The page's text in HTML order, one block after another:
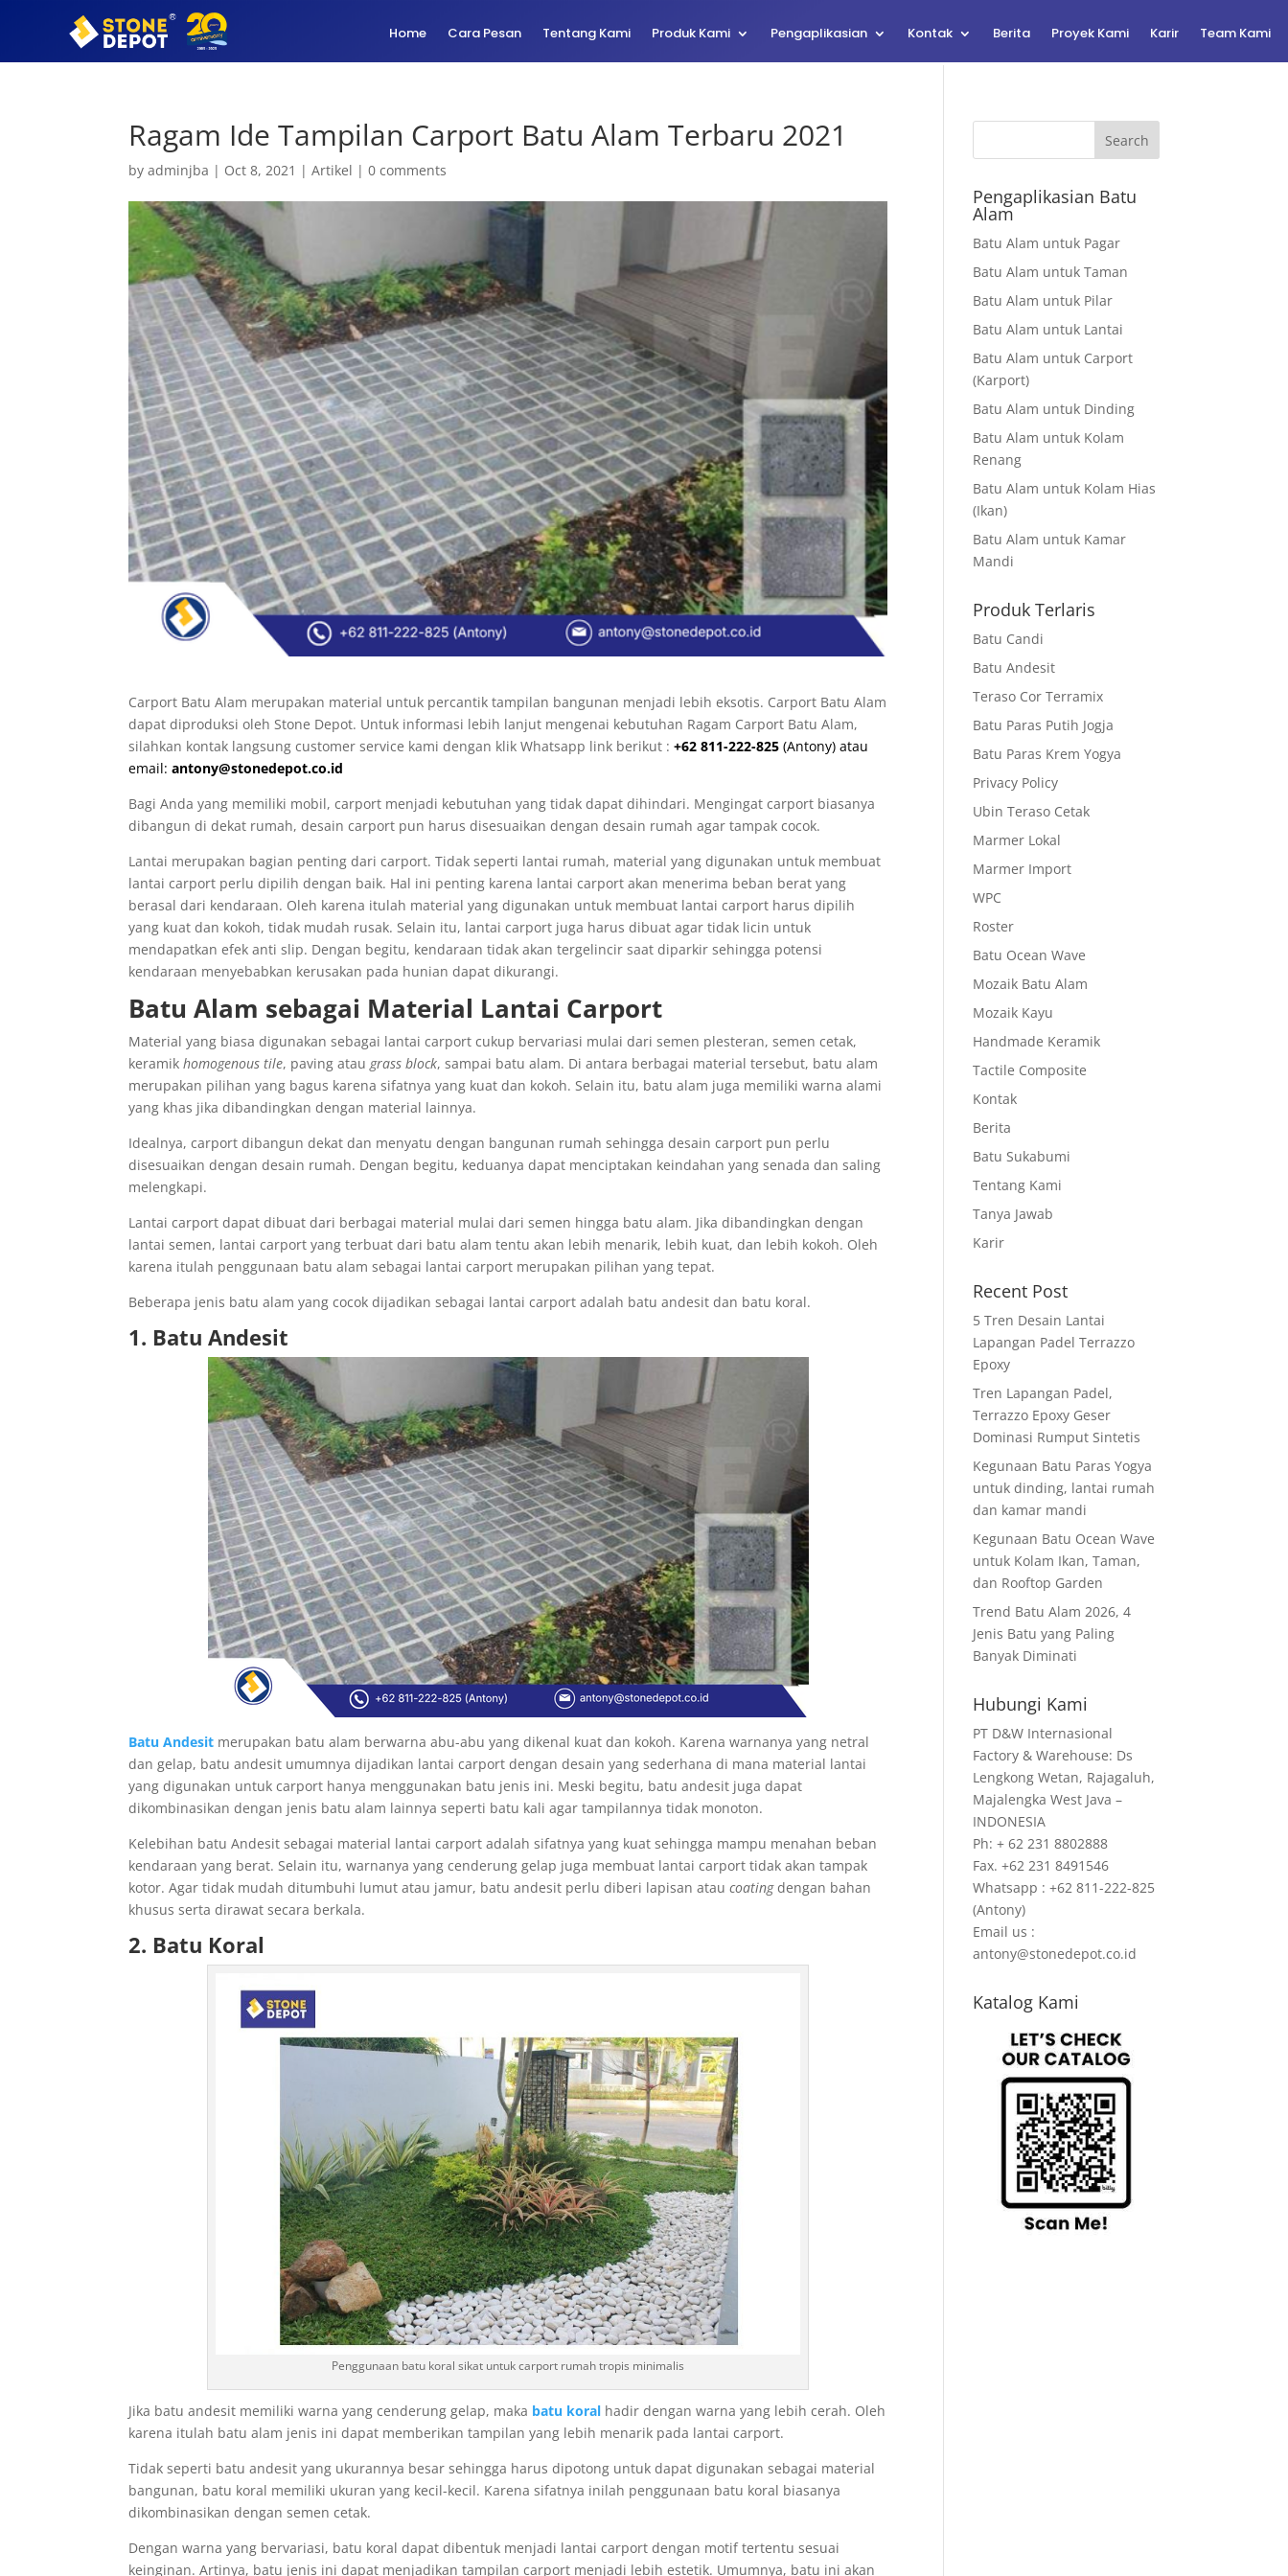
Home Cara Pesan Tentang Kami Produk Kami Pengaplikasian Kontak Berita Proyek Kami Karir Team Kami
Ragam Ide Tampilan Carport Batu Alam Terbaru 2021
byadminjba | Oct 8, 2021 |Artikel |0 comments
Carport Batu Alam merupakan material untuk percantik tampilan bangunan menjadi lebih eksotis. Carport Batu Alam
dapat diproduksi oleh Stone Depot. Untuk informasi lebih lanjut mengenai kebutuhan Ragam Carport Batu Alam,
silahkan kontak langsung customer service kami dengan klik Whatsapp link berikut :+62 811-222-825 (Antony) atau
email:antony@stonedepot.co.id
Bagi Anda yang memiliki mobil, carport menjadi kebutuhan yang tidak dapat dihindari. Mengingat carport biasanya
dibangun di dekat rumah, desain carport pun harus disesuaikan dengan desain rumah agar tampak cocok.
Lantai merupakan bagian penting dari carport. Tidak seperti lantai rumah, material yang digunakan untuk membuat
lantai carport perlu dipilih dengan baik. Hal ini penting karena lantai carport akan menerima beban berat yang
berasal dari kendaraan. Oleh karena itulah material yang digunakan untuk membuat lantai carport harus dipilih
yang kuat dan kokoh, tidak mudah rusak. Selain itu, lantai carport juga harus dibuat agar tidak licin untuk
mendapatkan efek anti slip. Dengan begitu, kendaraan tidak akan tergelincir saat diparkir sehingga potensi
kendaraan menyebabkan kerusakan pada hunian dapat dikurangi.
Batu Alam sebagai Material Lantai Carport
Material yang biasa digunakan sebagai lantai carport cukup bervariasi mulai dari semen plesteran, semen cetak,
keramikhomogenous tile, paving ataugrass block, sampai batu alam. Di antara berbagai material tersebut, batu alam
merupakan pilihan yang bagus karena sifatnya yang kuat dan kokoh. Selain itu, batu alam juga memiliki warna alami
yang khas jika dibandingkan dengan material lainnya.
Idealnya, carport dibangun dekat dan menyatu dengan bangunan rumah sehingga desain carport pun perlu
disesuaikan dengan desain rumah. Dengan begitu, keduanya dapat menciptakan keindahan yang senada dan saling
melengkapi.
Lantai carport dapat dibuat dari berbagai material mulai dari semen hingga batu alam. Jika dibandingkan dengan
lantai semen, lantai carport yang terbuat dari batu alam tentu akan lebih menarik, lebih kuat, dan lebih kokoh. Oleh
karena itulah penggunaan batu alam sebagai lantai carport merupakan pilihan yang tepat.
Beberapa jenis batu alam yang cocok dijadikan sebagai lantai carport adalah batu andesit dan batu koral.
1. Batu Andesit
Batu Andesit merupakan batu alam berwarna abu-abu yang dikenal kuat dan kokoh. Karena warnanya yang netral
dan gelap, batu andesit umumnya dijadikan lantai carport dengan desain yang sederhana di mana material lantai
yang digunakan untuk carport hanya menggunakan batu jenis ini. Meski begitu, batu andesit juga dapat
dikombinasikan dengan jenis batu alam lainnya seperti batu kali agar tampilannya tidak monoton.
Kelebihan batu Andesit sebagai material lantai carport adalah sifatnya yang kuat sehingga mampu menahan beban
kendaraan yang berat. Selain itu, warnanya yang cenderung gelap juga membuat lantai carport tidak akan tampak
kotor. Agar tidak mudah ditumbuhi lumut atau jamur, batu andesit perlu diberi lapisan ataucoatingdengan bahan
khusus serta dirawat secara berkala.
2. Batu Koral
Penggunaan batu koral sikat untuk carport rumah tropis minimalis
Jika batu andesit memiliki warna yang cenderung gelap, maka batu koral hadir dengan warna yang lebih cerah. Oleh
karena itulah batu alam jenis ini dapat memberikan tampilan yang lebih menarik pada lantai carport.
Tidak seperti batu andesit yang ukurannya besar sehingga harus dipotong untuk dapat digunakan sebagai material
bangunan, batu koral memiliki ukuran yang kecil-kecil. Karena sifatnya inilah penggunaan batu koral biasanya
dikombinasikan dengan semen cetak.
Dengan warna yang bervariasi, batu koral dapat dibentuk menjadi lantai carport dengan motif tertentu sesuai
keinginan. Artinya, batu jenis ini dapat menjadikan tampilan carport menjadi lebih estetik. Umumnya, batu ini akan
Search
Pengaplikasian Batu
Alam
Batu Alam untuk Pagar
Batu Alam untuk Taman
Batu Alam untuk Pilar
Batu Alam untuk Lantai
Batu Alam untuk Carport
(Karport)
Batu Alam untuk Dinding
Batu Alam untuk Kolam
Renang
Batu Alam untuk Kolam Hias
(Ikan)
Batu Alam untuk Kamar
Mandi
Produk Terlaris
Batu Candi
Batu Andesit
Teraso Cor Terramix
Batu Paras Putih Jogja
Batu Paras Krem Yogya
Privacy Policy
Ubin Teraso Cetak
Marmer Lokal
Marmer Import
WPC
Roster
Batu Ocean Wave
Mozaik Batu Alam
Mozaik Kayu
Handmade Keramik
Tactile Composite
Kontak
Berita
Batu Sukabumi
Tentang Kami
Tanya Jawab
Karir
Recent Post
5 Tren Desain Lantai
Lapangan Padel Terrazzo
Epoxy
Tren Lapangan Padel,
Terrazzo Epoxy Geser
Dominasi Rumput Sintetis
Kegunaan Batu Paras Yogya
untuk dinding, lantai rumah
dan kamar mandi
Kegunaan Batu Ocean Wave
untuk Kolam Ikan, Taman,
dan Rooftop Garden
Trend Batu Alam 2026, 4
Jenis Batu yang Paling
Banyak Diminati
Hubungi Kami
PT D&W Internasional
Factory & Warehouse: Ds
Lengkong Wetan, Rajagaluh,
Majalengka West Java –
INDONESIA
Ph: + 62 231 8802888
Fax. +62 231 8491546
Whatsapp : +62 811-222-825
(Antony)
Email us :
antony@stonedepot.co.id
Katalog Kami